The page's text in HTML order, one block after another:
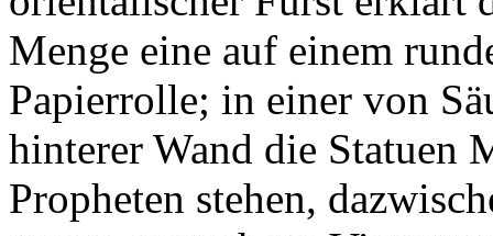
Menge eine auf einem
Papierrolle; in einer von
hinterer Wand die Statuen
Propheten stehen,